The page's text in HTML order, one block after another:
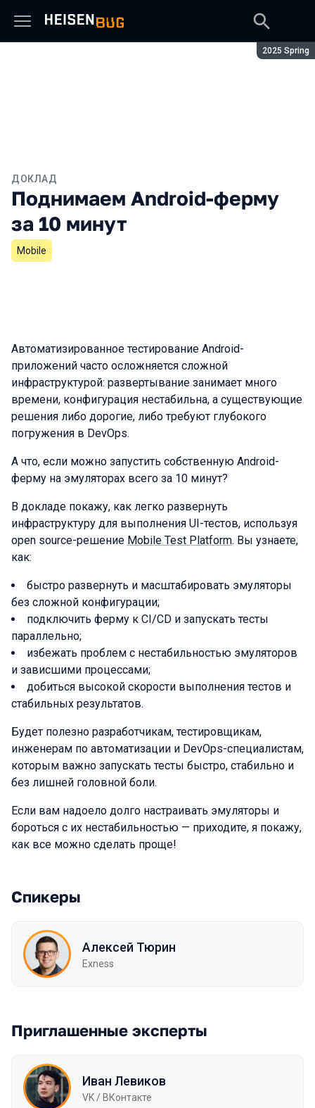
Сезон:
2025 Spring
ДОКЛАД
Поднимаем Android-ферму
за 10 минут
Mobile
Автоматизированное тестирование Android-
приложений часто осложняется сложной
инфраструктурой: развертывание занимает много
времени, конфигурация нестабильна, а существующие
решения либо дорогие, либо требуют глубокого
погружения в DevOps.
А что, если можно запустить собственную Android-
ферму на эмуляторах всего за 10 минут?
В докладе покажу, как легко развернуть
инфраструктуру для выполнения UI-тестов, используя
open source-решение Mobile Test Platform. Вы узнаете,
как:
быстро развернуть и масштабировать эмуляторы
без сложной конфигурации;
подключить ферму к CI/CD и запускать тесты
параллельно;
избежать проблем с нестабильностью эмуляторов
и зависшими процессами;
добиться высокой скорости выполнения тестов и
стабильных результатов.
Будет полезно разработчикам, тестировщикам,
инженерам по автоматизации и DevOps-специалистам,
которым важно запускать тесты быстро, стабильно и
без лишней головной боли.
Если вам надоело долго настраивать эмуляторы и
бороться с их нестабильностью — приходите, я покажу,
как все можно сделать проще!
Спикеры
Алексей Тюрин
Exness
Приглашенные эксперты
Иван Левиков
VK / ВКонтакте